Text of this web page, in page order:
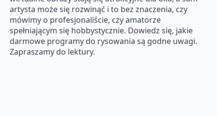
artysta może się rozwinąć i to bez znaczenia, czy
mówimy o profesjonaliście, czy amatorze
spełniającym się hobbystycznie. Dowiedz się, jakie
darmowe programy do rysowania są godne uwagi.
Zapraszamy do lektury.